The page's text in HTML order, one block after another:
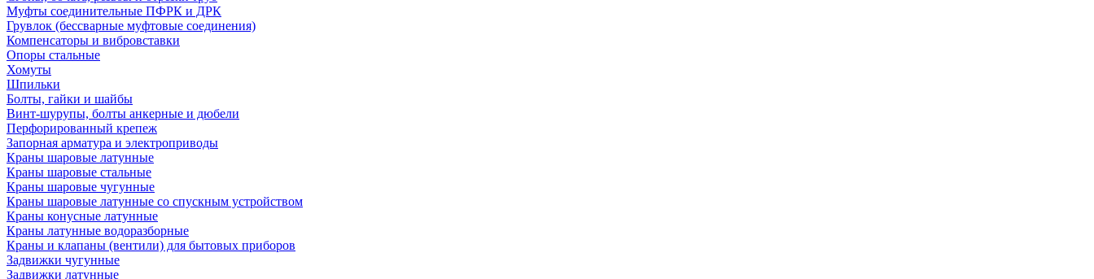
Муфты соединительные ПФРК и ДРК
Грувлок (бессварные муфтовые соединения)
Компенсаторы и вибровставки
Опоры стальные
Хомуты
Шпильки
Болты, гайки и шайбы
Винт-шурупы, болты анкерные и дюбели
Перфорированный крепеж
Запорная арматура и электроприводы
Краны шаровые латунные
Краны шаровые стальные
Краны шаровые чугунные
Краны шаровые латунные со спускным устройством
Краны конусные латунные
Краны латунные водоразборные
Краны и клапаны (вентили) для бытовых приборов
Задвижки чугунные
Задвижки латунные